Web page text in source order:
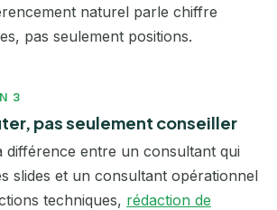
naturel parle chiffre
pas seulement positions.
3
pas seulement conseiller
différence entre un consultant qui
slides et un consultant opérationnel
techniques, rédaction de